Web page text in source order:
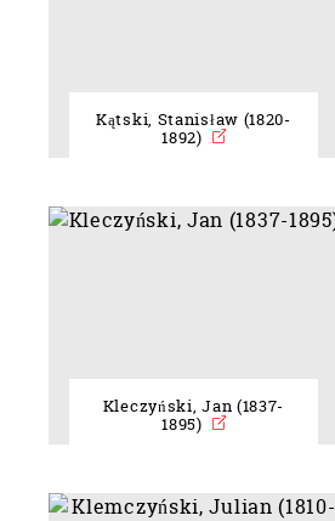
Kątski, Stanisław (1820-
1892)
Kleczyński, Jan (1837-
1895)